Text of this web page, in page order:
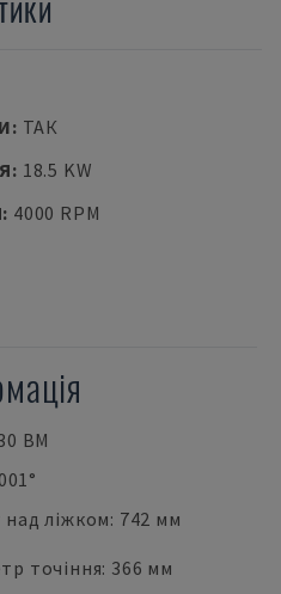
: ТАК
: 18.5 KW
: 4000 RPM
BM
ліжком: 742 мм
точіння: 366 мм